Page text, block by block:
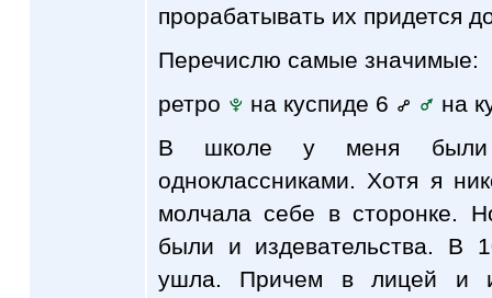
прорабатывать их придется
Перечислю самые значимые:
ретро
на куспиде 6
на
В школе у меня были
одноклассниками. Хотя я
молчала себе в сторонке.
были и издевательства. В
ушла. Причем в лицей и